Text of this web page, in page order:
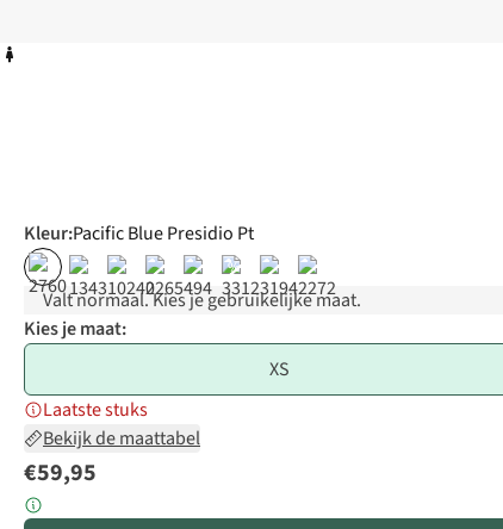
Kleur:Pacific Blue Presidio Pt
%
Valt normaal. Kies je gebruikelijke maat.
Kies je maat:
XS
Laatste stuks
Bekijk de maattabel
€59,95